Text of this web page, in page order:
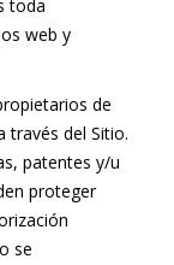
toda
web y
de
través del Sitio.
patentes y/u
proteger
se